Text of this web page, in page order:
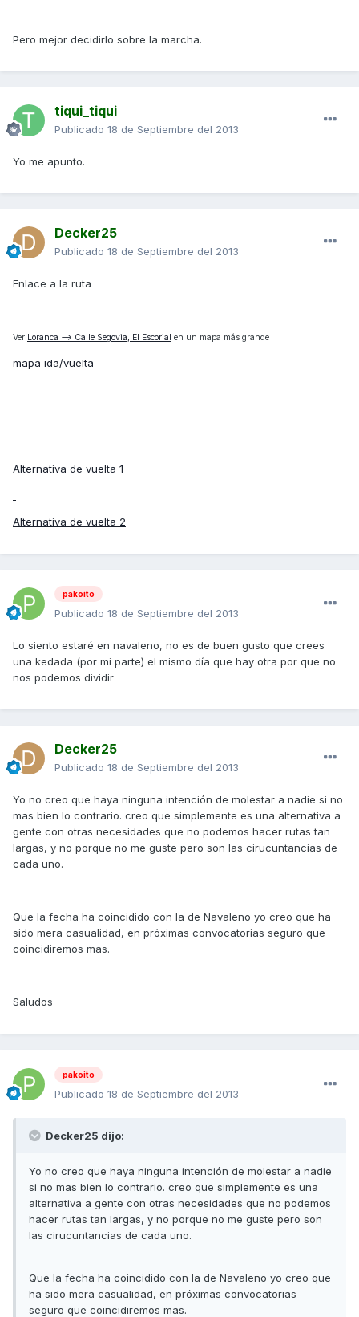
Pero mejor decidirlo sobre la marcha.
tiqui_tiqui
Publicado 18 de Septiembre del 2013
Yo me apunto.
Decker25
Publicado 18 de Septiembre del 2013
Enlace a la ruta
Ver Loranca --> Calle Segovia, El Escorial en un mapa más grande
mapa ida/vuelta
Alternativa de vuelta 1
Alternativa de vuelta 2
pakoito
Publicado 18 de Septiembre del 2013
Lo siento estaré en navaleno, no es de buen gusto que crees
una kedada (por mi parte) el mismo día que hay otra por que no
nos podemos dividir
Decker25
Publicado 18 de Septiembre del 2013
Yo no creo que haya ninguna intención de molestar a nadie si no
mas bien lo contrario. creo que simplemente es una alternativa a
gente con otras necesidades que no podemos hacer rutas tan
largas, y no porque no me guste pero son las cirucuntancias de
cada uno.
Que la fecha ha coincidido con la de Navaleno yo creo que ha
sido mera casualidad, en próximas convocatorias seguro que
coincidiremos mas.
Saludos
pakoito
Publicado 18 de Septiembre del 2013
Decker25 dijo:
Yo no creo que haya ninguna intención de molestar a nadie
si no mas bien lo contrario. creo que simplemente es una
alternativa a gente con otras necesidades que no podemos
hacer rutas tan largas, y no porque no me guste pero son
las cirucuntancias de cada uno.
Que la fecha ha coincidido con la de Navaleno yo creo que
ha sido mera casualidad, en próximas convocatorias
seguro que coincidiremos mas.